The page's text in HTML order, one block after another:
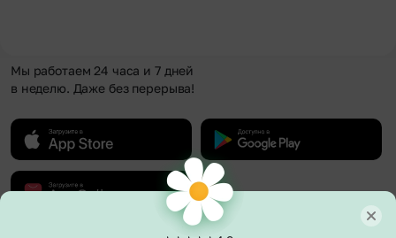
Мы работаем 24 часа и 7 дней
в неделю. Даже без перерыва!